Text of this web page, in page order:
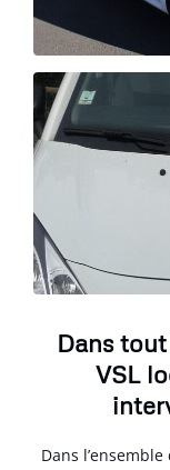
Dans
VSL
Dans